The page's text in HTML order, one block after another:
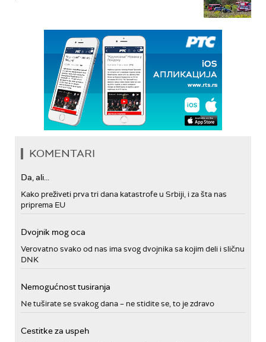
KOMENTARI
Da, ali...
Kako preživeti prva tri dana katastrofe u Srbiji, i za šta nas
priprema EU
Dvojnik mog oca
Verovatno svako od nas ima svog dvojnika sa kojim deli i sličnu
DNK
Nemogućnost tusiranja
Ne tuširate se svakog dana – ne stidite se, to je zdravo
Cestitke za uspeh